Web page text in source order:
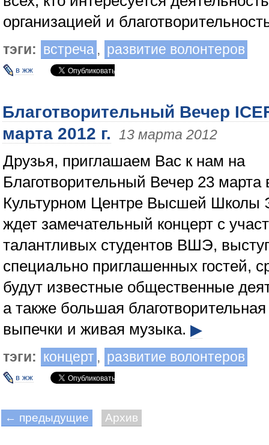
организацией и
тэги: встреча , развитие волонтеров
в жж
Благотворительный Вечер
марта 2012 г.
13 марта 2012
Друзья, приглашаем Вас к нам на
Благотворительный Вечер 23 марта
Культурном Центре Высшей Школы
ждет замечательный концерт с
талантливых студентов ВШЭ,
специально приглашенных гостей,
будут известные общественные
а также большая
выпечки и живая музыка. ▶
тэги: концерт , развитие волонтеров
в жж
← предыдущие Архив